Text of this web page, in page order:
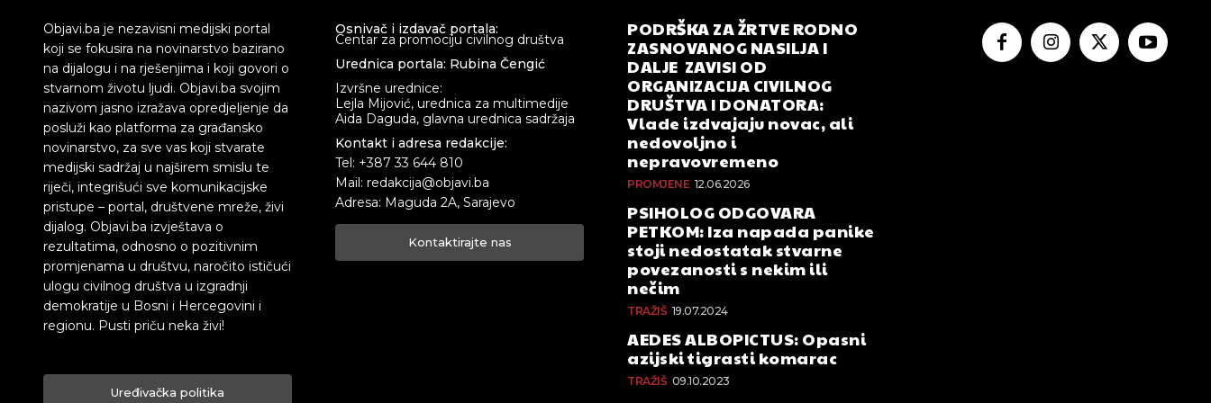
Objavi.ba je nezavisni medijski portal
koji se fokusira na novinarstvo bazirano
na dijalogu i na rješenjima i koji govori o
stvarnom životu ljudi. Objavi.ba svojim
nazivom jasno izražava opredjeljenje da
posluži kao platforma za građansko
novinarstvo, za sve vas koji stvarate
medijski sadržaj u najširem smislu te
riječi, integrišući sve komunikacijske
pristupe – portal, društvene mreže, živi
dijalog. Objavi.ba izvještava o
rezultatima, odnosno o pozitivnim
promjenama u društvu, naročito ističući
ulogu civilnog društva u izgradnji
demokratije u Bosni i Hercegovini i
regionu. Pusti priču neka živi!
Uređivačka politika
Osnivač i izdavač portala:
Centar za promociju civilnog društva
Urednica portala: Rubina Čengić
Izvršne urednice:
Lejla Mijović, urednica za multimedije
Aida Daguda, glavna urednica sadržaja
Kontakt i adresa redakcije:
Tel: +387 33 644 810
Mail: redakcija@objavi.ba
Adresa: Maguda 2A, Sarajevo
Kontaktirajte nas
PODRŠKA ZA ŽRTVE RODNO
ZASNOVANOG NASILJA I
DALJE ZAVISI OD
ORGANIZACIJA CIVILNOG
DRUŠTVA I DONATORA:
Vlade izdvajaju novac, ali
nedovoljno i
nepravovremeno
PROMJENE 12.06.2026
PSIHOLOG ODGOVARA
PETKOM: Iza napada panike
stoji nedostatak stvarne
povezanosti s nekim ili
nečim
TRAŽIŠ 19.07.2024
AEDES ALBOPICTUS: Opasni
azijski tigrasti komarac
TRAŽIŠ 09.10.2023